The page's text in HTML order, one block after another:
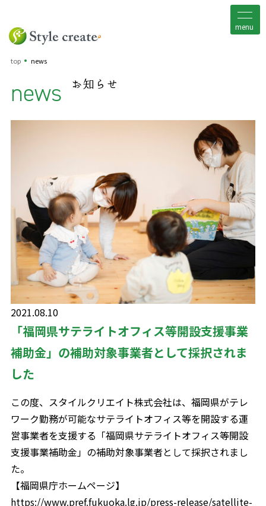
menu
top news
news お知らせ
2021.08.10
「福岡県サテライトオフィス等開設支援事業
補助金」の補助対象事業者として採択されま
した
この度、スタイルクリエイト株式会社は、福岡県がテレ
ワーク勤務が可能なサテライトオフィス等を開設する運
営事業者を支援する「福岡県サテライトオフィス等開設
支援事業補助金」の補助対象事業者として採択されまし
た。
【福岡県庁ホームページ】
https://www.pref.fukuoka.lg.jp/press-release/satellite-